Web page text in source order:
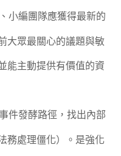
小編團隊應獲得最新的
大眾最關心的議題與敏
能主動提供有價值的資
件發酵路徑，找出內部
務處理僵化）。是強化